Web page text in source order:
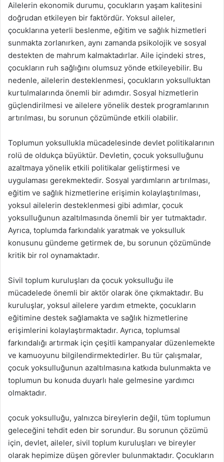
Ailelerin ekonomik durumu, çocukların yaşam kalitesini
doğrudan etkileyen bir faktördür. Yoksul aileler,
çocuklarına yeterli beslenme, eğitim ve sağlık hizmetleri
sunmakta zorlanırken, aynı zamanda psikolojik ve sosyal
destekten de mahrum kalmaktadırlar. Aile içindeki stres,
çocukların ruh sağlığını olumsuz yönde etkileyebilir. Bu
nedenle, ailelerin desteklenmesi, çocukların yoksulluktan
kurtulmalarında önemli bir adımdır. Sosyal hizmetlerin
güçlendirilmesi ve ailelere yönelik destek programlarının
artırılması, bu sorunun çözümünde etkili olabilir.
Toplumun yoksullukla mücadelesinde devlet politikalarının
rolü de oldukça büyüktür. Devletin, çocuk yoksulluğunu
azaltmaya yönelik etkili politikalar geliştirmesi ve
uygulaması gerekmektedir. Sosyal yardımların artırılması,
eğitim ve sağlık hizmetlerine erişimin kolaylaştırılması,
yoksul ailelerin desteklenmesi gibi adımlar, çocuk
yoksulluğunun azaltılmasında önemli bir yer tutmaktadır.
Ayrıca, toplumda farkındalık yaratmak ve yoksulluk
konusunu gündeme getirmek de, bu sorunun çözümünde
kritik bir rol oynamaktadır.
Sivil toplum kuruluşları da çocuk yoksulluğu ile
mücadelede önemli bir aktör olarak öne çıkmaktadır. Bu
kuruluşlar, yoksul ailelere yardım etmekte, çocukların
eğitimine destek sağlamakta ve sağlık hizmetlerine
erişimlerini kolaylaştırmaktadır. Ayrıca, toplumsal
farkındalığı artırmak için çeşitli kampanyalar düzenlemekte
ve kamuoyunu bilgilendirmektedirler. Bu tür çalışmalar,
çocuk yoksulluğunun azaltılmasına katkıda bulunmakta ve
toplumun bu konuda duyarlı hale gelmesine yardımcı
olmaktadır.
çocuk yoksulluğu, yalnızca bireylerin değil, tüm toplumun
geleceğini tehdit eden bir sorundur. Bu sorunun çözümü
için, devlet, aileler, sivil toplum kuruluşları ve bireyler
olarak hepimize düşen görevler bulunmaktadır. Çocukların